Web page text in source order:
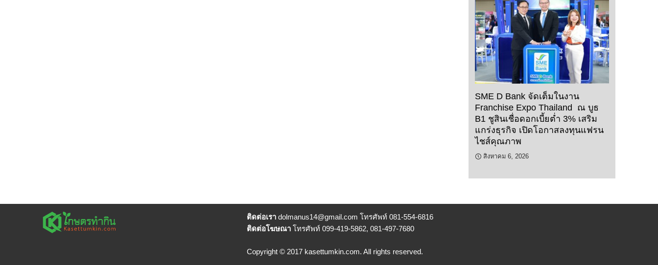
SME D Bank จัดเต็มในงาน
Franchise Expo Thailand ณ บูธ
B1 ชูสินเชื่อดอกเบี้ยต่ำ 3% เสริม
แกร่งธุรกิจ เปิดโอกาสลงทุนแฟรน
ไชส์คุณภาพ
สิงหาคม 6, 2026
ติดต่อเรา dolmanus14@gmail.com โทรศัพท์ 081-554-6816
ติดต่อโฆษณา โทรศัพท์ 099-419-5862, 081-497-7680
Copyright © 2017 kasettumkin.com. All rights reserved.